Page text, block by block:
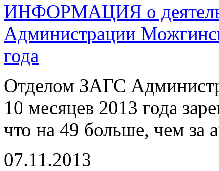
ИНФОРМАЦИЯ о
Администрации
года
Отделом ЗАГС
10 месяцев 2013 года
что на 49 больше, чем за
07.11.2013